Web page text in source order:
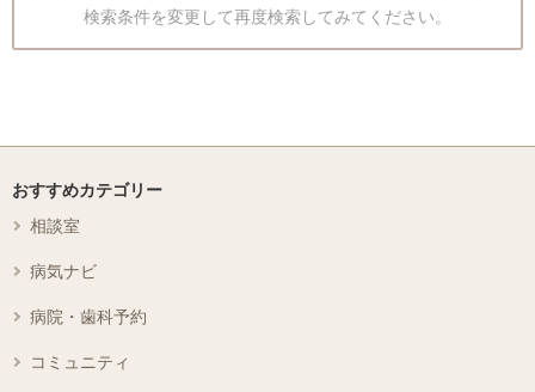
検索条件を変更して再度検索してみてください。
おすすめカテゴリー
相談室
病気ナビ
病院・歯科予約
コミュニティ